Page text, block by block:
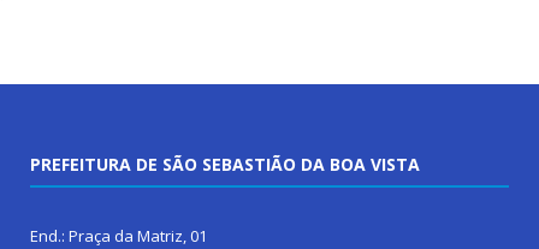
PREFEITURA DE SÃO SEBASTIÃO DA BOA VISTA
End.: Praça da Matriz, 01